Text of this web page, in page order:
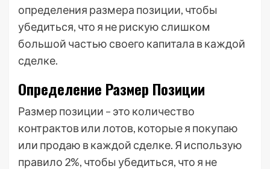
определения размера позиции, чтобы
убедиться, что я не рискую слишком
большой частью своего капитала в каждой
сделке.
Определение Размер Позиции
Размер позиции – это количество
контрактов или лотов, которые я покупаю
или продаю в каждой сделке. Я использую
правило 2%, чтобы убедиться, что я не